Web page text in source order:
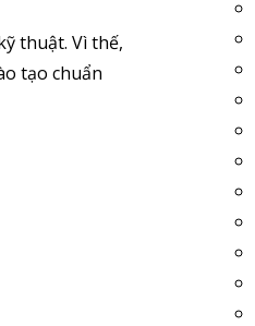
thuật. Vì thế,
tạo chuẩn